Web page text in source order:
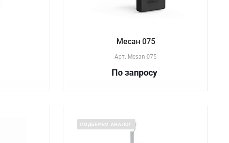
Месан 075
Арт. Mesan 075
По запросу
ПОДБЕРЕМ АНАЛОГ